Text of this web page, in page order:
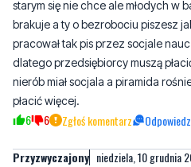
starym się nie chce ale młodych w
brakuje a ty o bezrobociu piszesz
pracował tak pis przez socjale
dlatego przedsiębiorcy muszą
nierób miał socjala a piramida
płacić więcej.
6 6 Zgłoś komentarz
Przyzwyczajony niedziela, 10 grudnia